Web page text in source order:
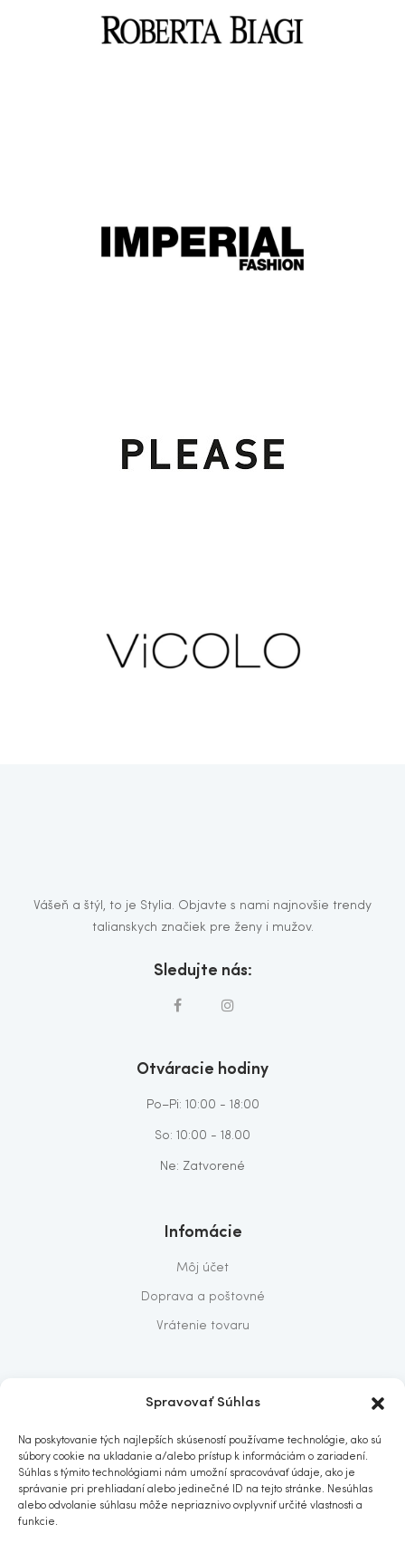
Spravovať Súhlas
Na poskytovanie tých najlepších skúseností používame technológie, ako sú
súbory cookie na ukladanie a/alebo prístup k informáciám o zariadení.
Súhlas s týmito technológiami nám umožní spracovávať údaje, ako je
správanie pri prehliadaní alebo jedinečné ID na tejto stránke. Nesúhlas
alebo odvolanie súhlasu môže nepriaznivo ovplyvniť určité vlastnosti a
funkcie.
Vášeň a štýl, to je Stylia. Objavte s nami najnovšie trendy
talianskych značiek pre ženy i mužov.
Sledujte nás:
Otváracie hodiny
Po–Pi: 10:00 - 18:00
So: 10:00 - 18.00
Ne: Zatvorené
Infomácie
Môj účet
Doprava a poštovné
Vrátenie tovaru
Predajňa
Kontakt